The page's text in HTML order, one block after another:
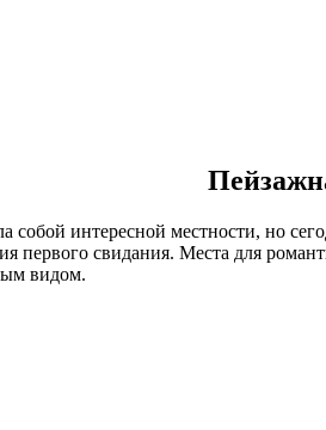
собой интересной местности, но
свидания. Места для
видом.